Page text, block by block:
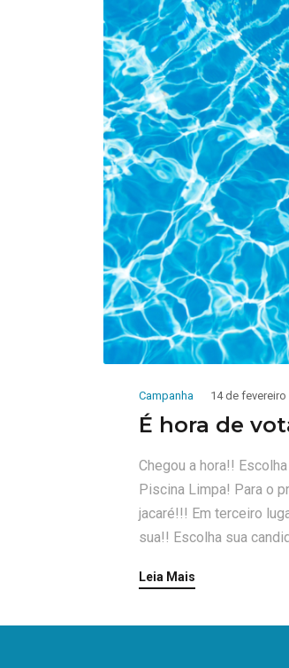
Campanha 14 de fevereiro
É hora de
Chegou a hora!!
Piscina Limpa! Para o
jacaré!!! Em terceiro
sua!! Escolha sua
Leia Mais